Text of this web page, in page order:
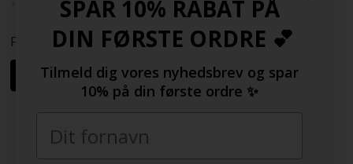
Følg os her
SPAR 10% RABAT PÅ
DIN FØRSTE ORDRE 💕
Tilmeld dig vores nyhedsbrev og spar
10% på din første ordre ✨